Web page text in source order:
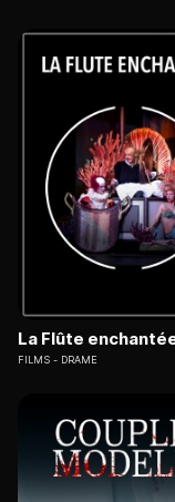
La Flûte
FILMS DRAME